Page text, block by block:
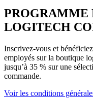
PROGRAMME
LOGITECH
Inscrivez-vous et
employés sur la boutique
jusqu’à 35 % sur une
commande.
Voir les conditions